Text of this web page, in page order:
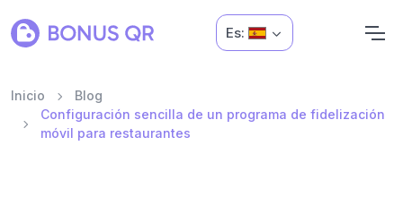
Es:
Inicio
Blog
Configuración sencilla de un programa de fidelización
móvil para restaurantes